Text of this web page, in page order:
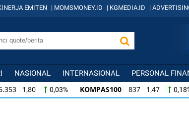
EMITEN | MOMSMONEY.ID | KGMEDIA.ID |
NASIONAL INTERNASIONAL PERSONAL
1,80 0,03% KOMPAS100 837 1,47
837 1,47 0,18% LQ45 635 0,55 0,09%